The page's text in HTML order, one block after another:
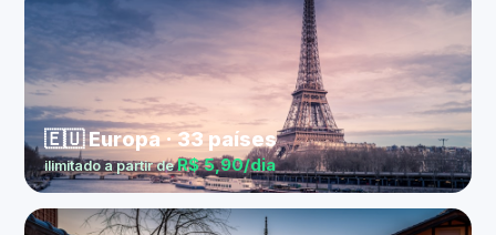
🇪🇺 Europa · 33 países
ilimitado a partir deR$ 5,90/dia